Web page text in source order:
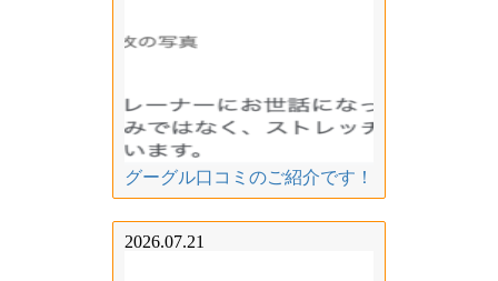
グーグル口コミのご紹介です！
2026.07.21